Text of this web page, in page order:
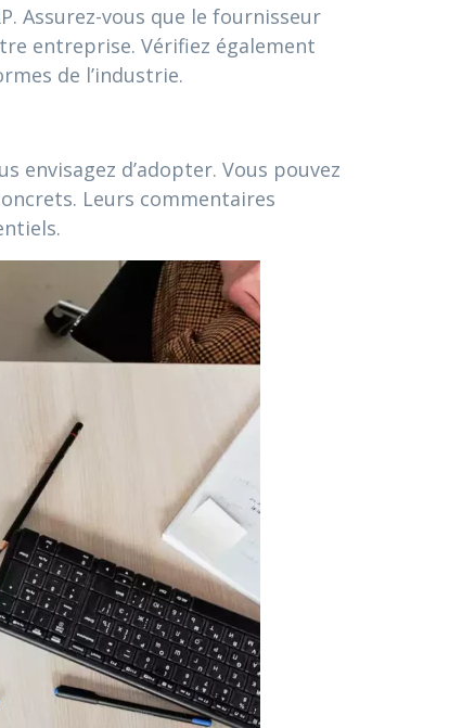
Assurez-vous que le fournisseur
entreprise. Vérifiez également
de l’industrie.
envisagez d’adopter. Vous pouvez
Leurs commentaires